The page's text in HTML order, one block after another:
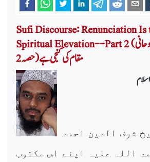
Sufi Discourse: Renunciation Is
Spiritual Elevation--Part 2 (بزبانِ تصوف: توبہ ہر روحانی
مقام کی کنجی ہے (حصہ 2
شرف الدین احمد
اللہ علیہ اپنے اس مکتوب